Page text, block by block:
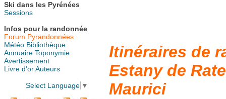
Ski dans les Pyrénées
Sessions
Infos pour la randonnée
Forum Pyrandonnées
Météo Bibliothèque
Annuaire Toponymie
Avertissement
Livre d'orAuteurs
Select Language ▼
Itinéraires de
Estany de
Maurici